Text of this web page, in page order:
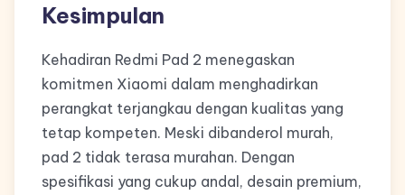
Kesimpulan
Kehadiran Redmi Pad 2 menegaskan
komitmen Xiaomi dalam menghadirkan
perangkat terjangkau dengan kualitas yang
tetap kompeten. Meski dibanderol murah,
pad 2 tidak terasa murahan. Dengan
spesifikasi yang cukup andal, desain premium,